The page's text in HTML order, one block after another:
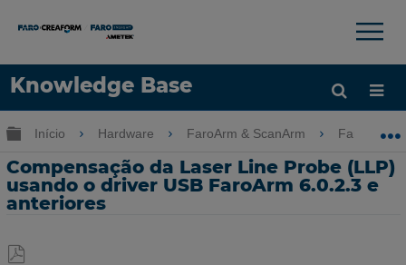
Knowledge Base
Idioma
×
Expandir/recolher hierarquia global
Início Hardware FaroArm & ScanArm FaroArm &
Compensação da Laser Line Probe (LLP)
usando o driver USB FaroArm 6.0.2.3 e
anteriores